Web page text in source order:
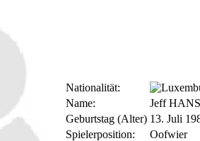
Nationalität:
Name:
Jeff HANS
Geburtstag (Alter) 13. Juli
Spielerposition:
Oofwier